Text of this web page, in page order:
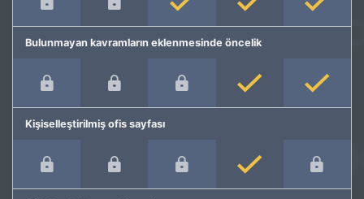
Bulunmayan kavramların eklenmesinde öncelik
Kişiselleştirilmiş ofis sayfası